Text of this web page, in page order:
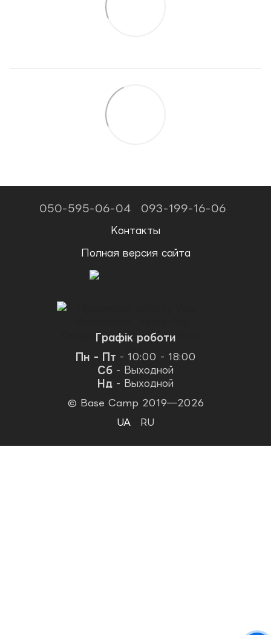
050-595-06-04 093-199-16-06
Контакты
Полная версия сайта
Графік роботи
Пн - Пт - 10:00 - 18:00
Сб - Выходной
Нд - Выходной
© Base Camp 2019—2026
UA
RU